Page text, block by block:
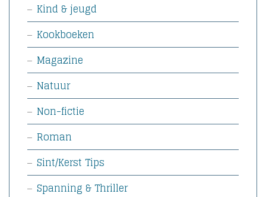
Kind & jeugd
Kookboeken
Magazine
Natuur
Non-fictie
Roman
Sint/Kerst Tips
Spanning & Thriller